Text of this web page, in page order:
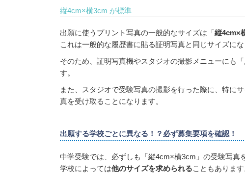
縦4cm×横3cm が標準
出願に使うプリント写真の一般的なサイズは「縦4cm×
これは一般的な履歴書に貼る証明写真と同じサイズにな
そのため、証明写真機やスタジオの撮影メニューにも「
す。
また、スタジオで受験写真の撮影を行った際に、特に
真を受け取ることになります。
出願する学校ごとに異なる！？必ず募集要項を確認！
中学受験では、必ずしも「縦4cm×横3cm」の受験写真
学校によっては他のサイズを求められることもあります